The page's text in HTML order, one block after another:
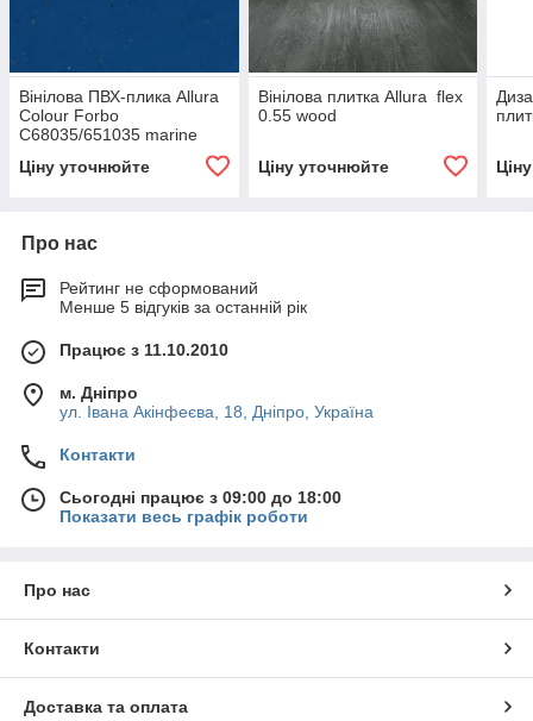
Вінілова ПВХ-плика Allura
Colour Forbo
C68035/651035 marine
Ціну уточнюйте
Вінілова плитка Allura flex
0.55 wood
Ціну уточнюйте
Про нас
Рейтинг не сформований
Менше 5 відгуків за останній рік
Працює з 11.10.2010
м. Дніпро
ул. Івана Акінфеєва, 18, Дніпро, Україна
Контакти
Сьогодні працює з 09:00 до 18:00
Показати весь графік роботи
Про нас
Контакти
Доставка та оплата